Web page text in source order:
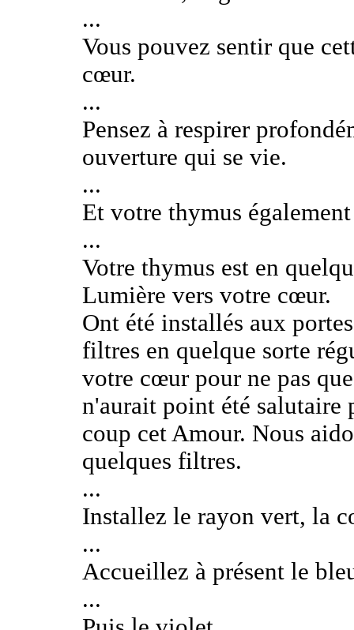
...
Vous pouvez sentir que
cœur.
...
Pensez à respirer
ouverture qui se vie.
...
Et votre thymus
...
Votre thymus est en
Lumière vers votre cœur.
Ont été installés aux
filtres en quelque sorte
votre cœur pour ne pas
n'aurait point été salutaire
coup cet Amour. Nous
quelques filtres.
...
Installez le rayon vert, la
...
Accueillez à présent le
...